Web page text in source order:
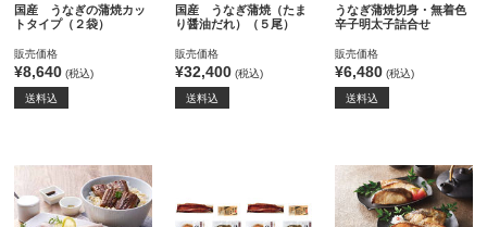
国産 うなぎの蒲焼カッ
トタイプ（２袋）
販売価格
¥8,640 (税込)
送料込
国産 うなぎ蒲焼（たま
り醤油だれ）（５尾）
販売価格
¥32,400(税込)
送料込
うなぎ蒲焼切身・無着色
辛子明太子詰合せ
販売価格
¥6,480 (税込)
送料込